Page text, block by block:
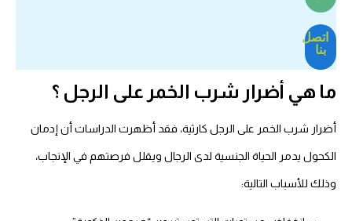
اتصل
بنا
ما هي أضرار شرب الخمر على الرجل ؟
أضرار شرب الخمر على الرجل كارثية، فقد أظهرت الدراسات أن إدمان
الكحول يدمر الحياة الجنسية لدى الرجال ويقلل فرصتهم في الإنجاب،
وذلك للأسباب التالية: